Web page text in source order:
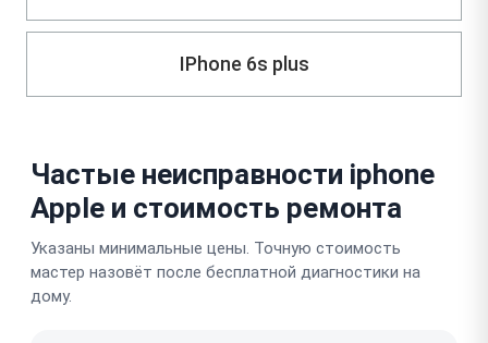
IPhone 6s plus
Частые неисправности iphone
Apple и стоимость ремонта
Указаны минимальные цены. Точную стоимость
мастер назовёт после бесплатной диагностики на
дому.